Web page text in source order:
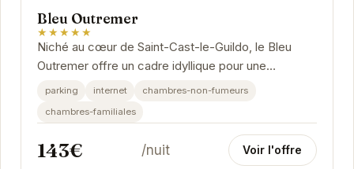
Bleu Outremer
★★★★★
Niché au cœur de Saint-Cast-le-Guildo, le Bleu
Outremer offre un cadre idyllique pour une
escapade bretonne. Ses chambres confortables et
parking internet
chambres-non-fumeurs
chambres-familiales
143€ /nuit Voir l'offre